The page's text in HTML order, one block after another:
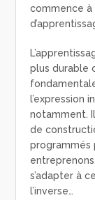
commence à
plus durable
fondamentale
l’expression
notamment.
de
programmés
s’adapter à
l’inverse…